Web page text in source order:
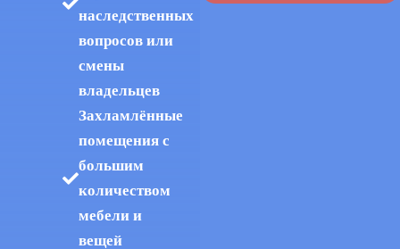
наследственных
вопросов или
смены
владельцев
Захламлённые
помещения с
большим
количеством
мебели и
вещей